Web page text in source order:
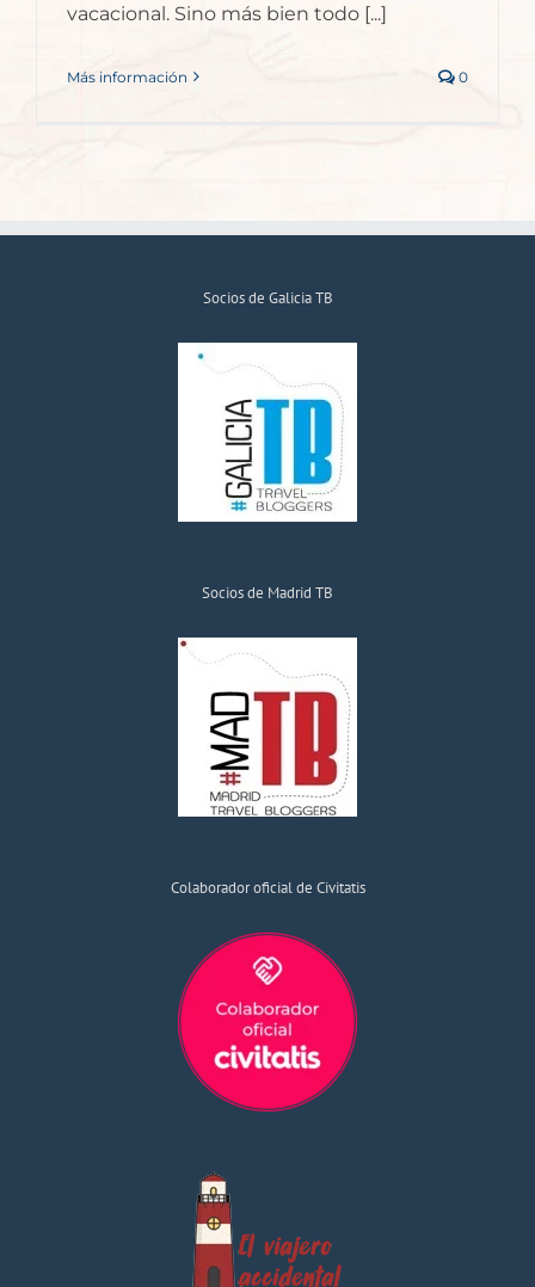
vacacional. Sino más bien todo [...]
Más información 0
Socios de Galicia TB
Socios de Madrid TB
Colaborador oficial de Civitatis